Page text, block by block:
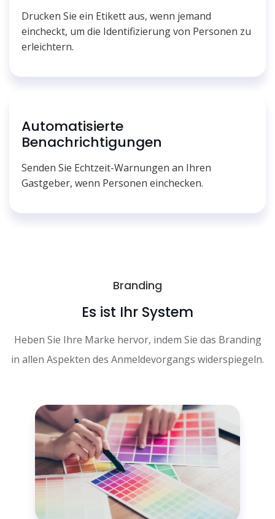
Drucken Sie ein Etikett aus, wenn jemand
eincheckt, um die Identifizierung von Personen zu
erleichtern.
Automatisierte
Benachrichtigungen
Senden Sie Echtzeit-Warnungen an Ihren
Gastgeber, wenn Personen einchecken.
Branding
Es ist Ihr System
Heben Sie Ihre Marke hervor, indem Sie das Branding
in allen Aspekten des Anmeldevorgangs widerspiegeln.